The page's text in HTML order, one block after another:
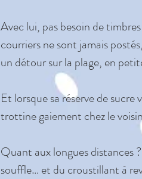
Avec lui, pas besoin de
courriers ne sont jamais
un détour sur la plage, en
Et lorsque sa réserve de
trottine gaiement chez le
Quant aux longues distances
souffle… et du croustillant à